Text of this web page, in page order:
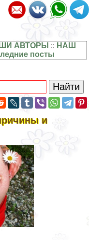
АВТОРЫ :: НАШ
посты
и